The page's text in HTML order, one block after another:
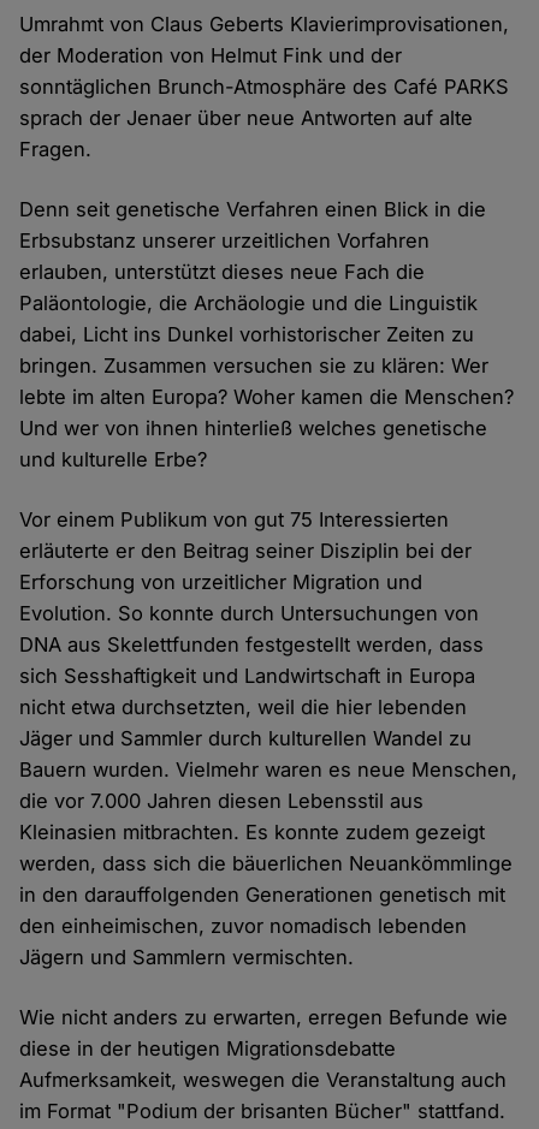
Umrahmt von Claus Geberts Klavierimprovisationen,
der Moderation von Helmut Fink und der
sonntäglichen Brunch-Atmosphäre des Café PARKS
sprach der Jenaer über neue Antworten auf alte
Fragen.
Denn seit genetische Verfahren einen Blick in die
Erbsubstanz unserer urzeitlichen Vorfahren
erlauben, unterstützt dieses neue Fach die
Paläontologie, die Archäologie und die Linguistik
dabei, Licht ins Dunkel vorhistorischer Zeiten zu
bringen. Zusammen versuchen sie zu klären: Wer
lebte im alten Europa? Woher kamen die Menschen?
Und wer von ihnen hinterließ welches genetische
und kulturelle Erbe?
Vor einem Publikum von gut 75 Interessierten
erläuterte er den Beitrag seiner Disziplin bei der
Erforschung von urzeitlicher Migration und
Evolution. So konnte durch Untersuchungen von
DNA aus Skelettfunden festgestellt werden, dass
sich Sesshaftigkeit und Landwirtschaft in Europa
nicht etwa durchsetzten, weil die hier lebenden
Jäger und Sammler durch kulturellen Wandel zu
Bauern wurden. Vielmehr waren es neue Menschen,
die vor 7.000 Jahren diesen Lebensstil aus
Kleinasien mitbrachten. Es konnte zudem gezeigt
werden, dass sich die bäuerlichen Neuankömmlinge
in den darauffolgenden Generationen genetisch mit
den einheimischen, zuvor nomadisch lebenden
Jägern und Sammlern vermischten.
Wie nicht anders zu erwarten, erregen Befunde wie
diese in der heutigen Migrationsdebatte
Aufmerksamkeit, weswegen die Veranstaltung auch
im Format "Podium der brisanten Bücher" stattfand.